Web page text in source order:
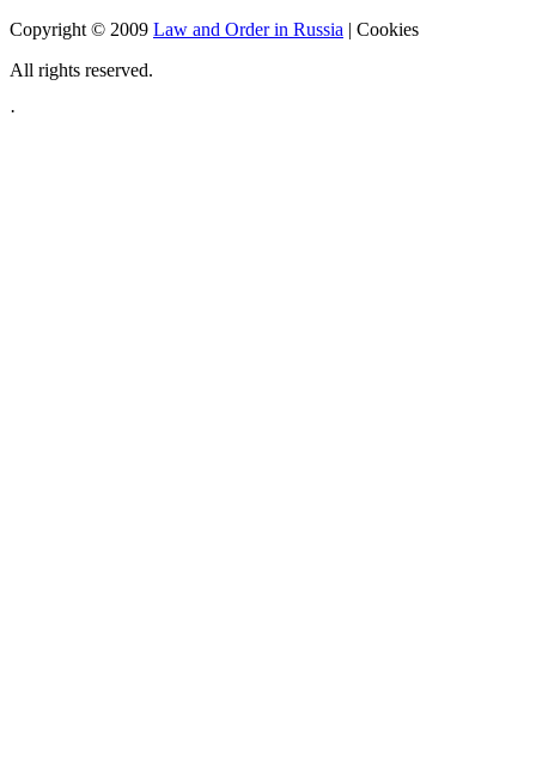
Copyright © 2009 Law and Order in Russia | Cookies
All rights reserved.
·